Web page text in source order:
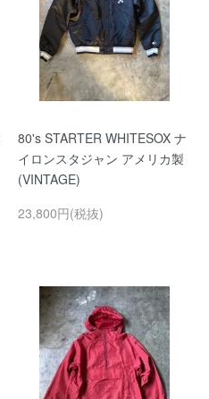
80's STARTER WHITESOX ナ
イロンスタジャン アメリカ製
(VINTAGE)
23,800円(税抜)